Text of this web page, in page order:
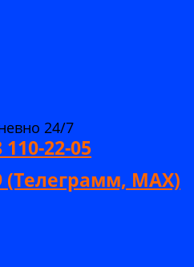
24/7
110-22-05
(Телеграмм, MAX)